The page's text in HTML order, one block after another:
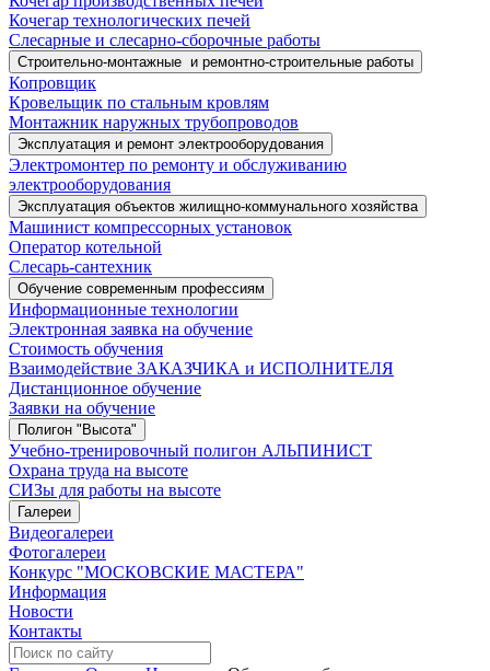
Кочегар технологических печей
Слесарные и слесарно-сборочные работы
Строительно-монтажные и ремонтно-строительные работы
Копровщик
Кровельщик по стальным кровлям
Монтажник наружных трубопроводов
Эксплуатация и ремонт электрооборудования
Электромонтер по ремонту и обслуживанию
электрооборудования
Эксплуатация объектов жилищно-коммунального хозяйства
Машинист компрессорных установок
Оператор котельной
Слесарь-сантехник
Обучение современным профессиям
Информационные технологии
Электронная заявка на обучение
Стоимость обучения
Взаимодействие ЗАКАЗЧИКА и ИСПОЛНИТЕЛЯ
Дистанционное обучение
Заявки на обучение
Полигон "Высота"
Учебно-тренировочный полигон АЛЬПИНИСТ
Охрана труда на высоте
СИЗы для работы на высоте
Галереи
Видеогалереи
Фотогалереи
Конкурс "МОСКОВСКИЕ МАСТЕРА"
Информация
Новости
Контакты